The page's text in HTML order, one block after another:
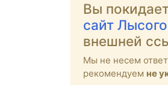
Вы
сайт
внешней
Мы не несем
рекомендуем не